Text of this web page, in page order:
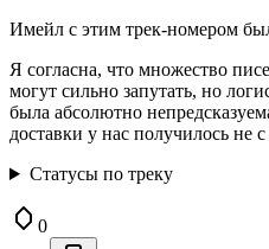
Имейл с этим трек-номером
Я согласна, что множество
могут сильно запутать, но
была абсолютно
доставки у нас получилось не с
Статусы по треку
0